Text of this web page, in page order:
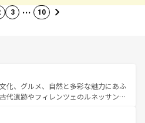
3 … 10
化、グルメ、自然と多彩な魅力にあふ
代遺跡やフィレンツェのルネッサンス
美しい田園風景やアマルフィ海岸の絶